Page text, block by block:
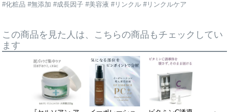
#化粧品 #無添加 #成長因子 #美容液 #リンクル #リンクルケア
この商品を見た人は、こちらの商品もチェックしてい
ます